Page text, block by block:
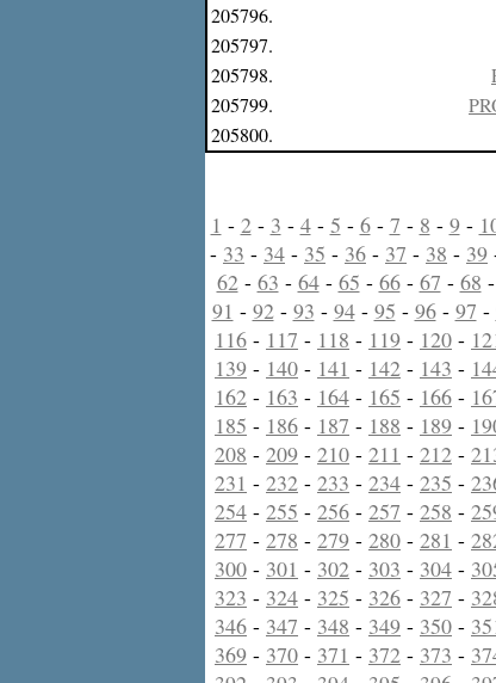
205796.
205797.
205798.
205799.
205800.
1 - 2 - 3 - 4- 5 - 6- 7 - 8 - 9-
- 33 - 34 - 35 - 36 - 37 - 38 - 39
62 - 63 - 64- 65 - 66- 67 - 68 -
91 - 92 - 93 - 94- 95 - 96- 97 -
116 - 117 - 118 - 119 - 120 -
139 - 140 - 141 - 142 - 143 -
162 - 163 - 164 - 165 - 166 -
185 - 186 - 187 - 188 - 189 -
208 - 209 - 210 - 211 - 212 -
231 - 232 - 233 - 234 - 235 -
254 - 255 - 256 - 257 - 258 -
277 - 278 - 279 - 280 - 281 -
300 - 301 - 302 - 303 - 304 -
323 - 324 - 325 - 326 - 327 -
346 - 347 - 348 - 349 - 350 -
369 - 370 - 371 - 372 - 373 -